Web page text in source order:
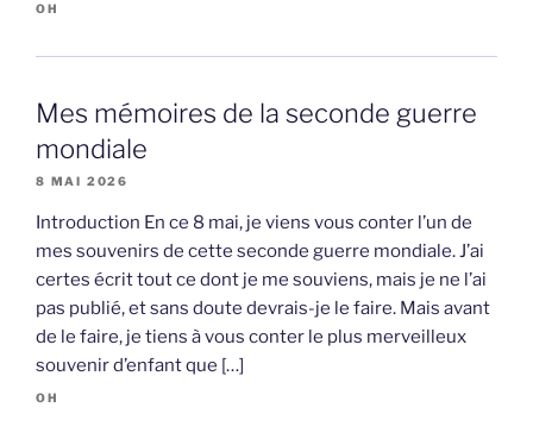
OH
Mes mémoires de la seconde guerre
mondiale
8 MAI 2026
Introduction En ce 8 mai, je viens vous conter l’un de
mes souvenirs de cette seconde guerre mondiale. J’ai
certes écrit tout ce dont je me souviens, mais je ne l’ai
pas publié, et sans doute devrais-je le faire. Mais avant
de le faire, je tiens à vous conter le plus merveilleux
souvenir d’enfant que […]
OH